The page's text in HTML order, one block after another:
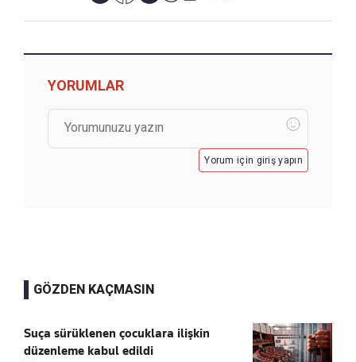
YORUMLAR
Yorum için giriş yapın
GÖZDEN KAÇMASIN
Suça sürüklenen çocuklara ilişkin
düzenleme kabul edildi